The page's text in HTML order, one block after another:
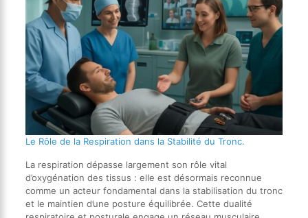
Le Rôle de la Respiration dans la Stabilité du Tronc.
La respiration dépasse largement son rôle vital
d’oxygénation des tissus : elle est désormais reconnue
comme un acteur fondamental dans la stabilisation du tronc
et le maintien d’une posture équilibrée. Cette dualité